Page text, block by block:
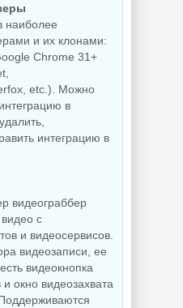
Управление
приложениями
Raven 1.1.0.0
26H1 Build
28120.2546 by
OneSmiLe
NEW
наиболее
и их клонами:
Chrome 31+
etc.). Можно
в
интеграцию в
видеограббер
видео с
и видеосервисов.
видеозаписи, ее
видеокнопка
окно видеозахвата